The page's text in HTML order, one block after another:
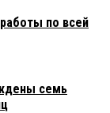
по всей
семь